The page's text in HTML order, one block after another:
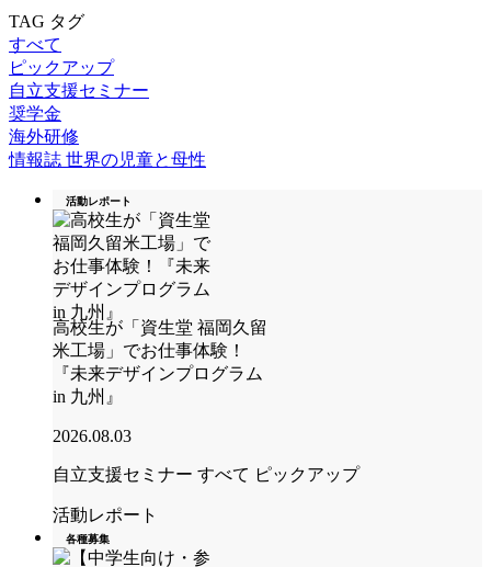
TAG タグ
すべて
ピックアップ
自立支援セミナー
奨学金
海外研修
情報誌 世界の児童と母性
活動レポート
高校生が「資生堂 福岡久留
米工場」でお仕事体験！
『未来デザインプログラム
in 九州』
2026.08.03
自立支援セミナー すべて ピックアップ
活動レポート
各種募集